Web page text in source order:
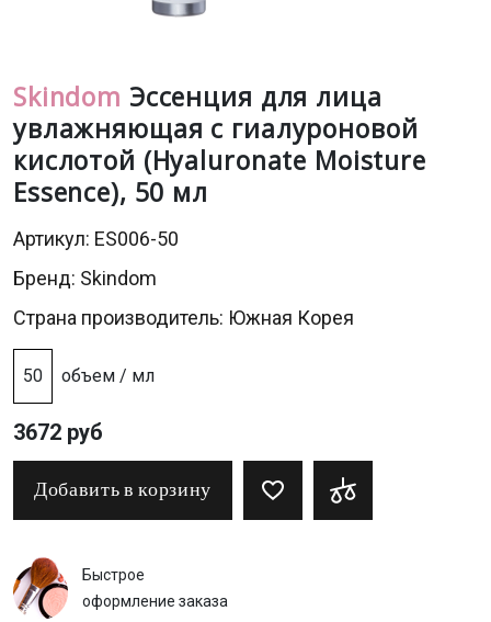
Skindom Эссенция для лица
увлажняющая с гиалуроновой
кислотой (Hyaluronate Moisture
Essence), 50 мл
Артикул: ES006-50
Бренд: Skindom
Страна производитель: Южная Корея
50 объем / мл
3672 руб
Добавить в корзину
Быстрое
оформление заказа